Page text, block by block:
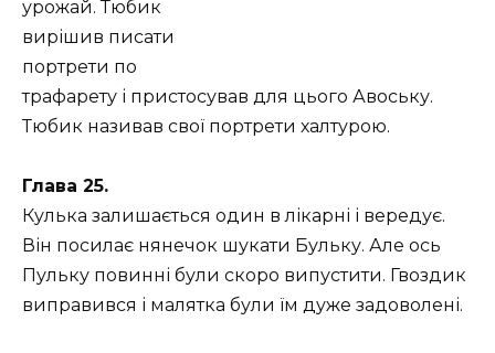
урожай. Тюбик
вирішив писати
портрети по
трафарету і пристосував для цього Авоську.
Тюбик називав свої портрети халтурою.
Глава 25.
Кулька залишається один в лікарні і вередує.
Він посилає нянечок шукати Бульку. Але ось
Пульку повинні були скоро випустити. Гвоздик
виправився і малятка були їм дуже задоволені.